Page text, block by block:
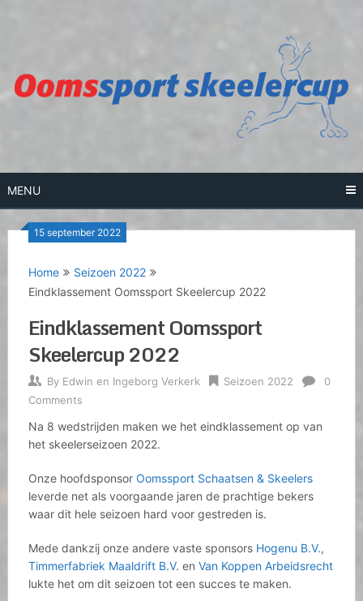
MENU
15 september 2022
Home
Seizoen 2022
Eindklassement Oomssport Skeelercup 2022
Eindklassement Oomssport
Skeelercup 2022
By Edwin en Ingeborg Verkerk Seizoen 2022
0
Comments
Na 8 wedstrijden maken we het eindklassement op van
het skeelerseizoen 2022.
Onze hoofdsponsor Oomssport Schaatsen & Skeelers
leverde net als voorgaande jaren de prachtige bekers
waar dit hele seizoen hard voor gestreden is.
Mede dankzij onze andere vaste sponsors Hogenu B.V.,
Timmerfabriek Maaldrift B.V. en Van Koppen Arbeidsrecht
lukte het om dit seizoen tot een succes te maken.